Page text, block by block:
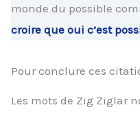
monde du possible
croire que oui c’est
Pour conclure ces
Les mots de Zig Ziglar